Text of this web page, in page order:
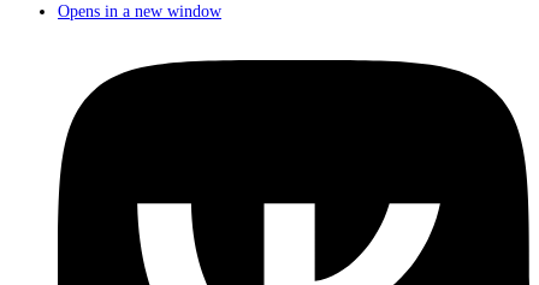
Opens in a new window